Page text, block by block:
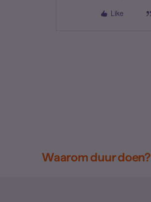
Like
Waarom duur doen?